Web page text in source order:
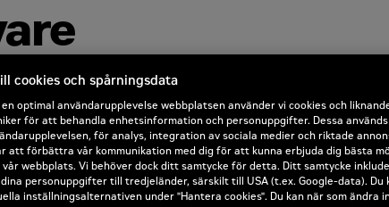
av Cat® långgrävare, perfekta för projekt
och styrka hanterar våra långgrävare
förhållanden eller att nå över långa avstånd
varje gång.
cookies och spårningsdata
optimal användarupplevelse webbplatsen använder vi cookies och
för att behandla enhetsinformation och personuppgifter. Dessa
för analys, integration av sociala medier och riktade
att förbättra vår kommunikation med dig för att kunna erbjuda dig bästa
vår webbplats. Vi behöver dock ditt samtycke för detta. Ditt samtycke
personuppgifter till tredjeländer, särskilt till USA (t.ex. Google-data). Du
inställningsalternativen under "Hantera cookies". Du kan när som ändra